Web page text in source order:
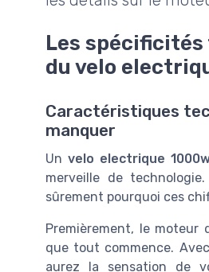
Les
du velo
Caractéristiques
manquer
Unvelo electrique
merveille de
sûrement pourquoi ces
Premièrement, le moteur
que tout commence.
aurez la sensation de